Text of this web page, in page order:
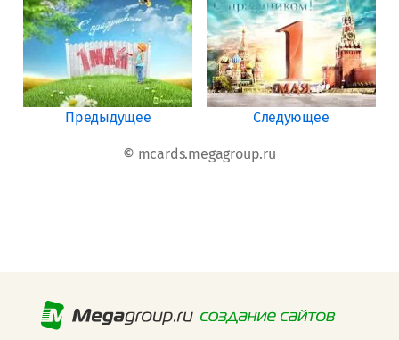
Предыдущее Следующее
© mcards.megagroup.ru